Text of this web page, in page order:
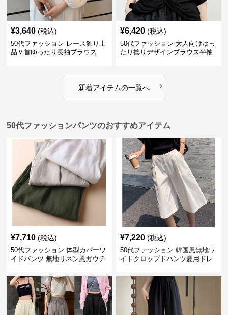
¥3,640 (税込)
50代ファッション レース飾り上
品Ｖ首ゆったり長袖ブラウス
¥6,420 (税込)
50代ファッション 大人向けゆっ
たり捻りデザインブラウス半袖
新着アイテムの一覧へ ›
50代ファッションパンツのおすすめアイテム
¥7,710 (税込)
50代ファッション 体型カバーワ
イドパンツ 無地リネン風ガウチ
¥7,220 (税込)
50代ファッション 韓国風無地ワ
イドクロップドパンツ夏用ドレ